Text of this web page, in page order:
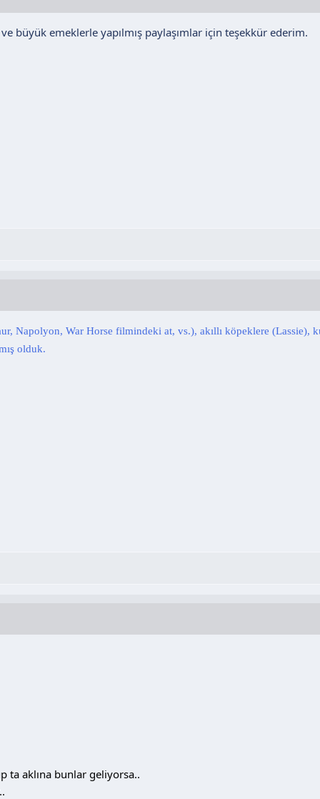
büyük emeklerle yapılmış paylaşımlar için teşekkür ederim.
Napolyon, War Horse filmindeki at, vs.), akıllı köpeklere (Lassie),
olduk.
ta aklına bunlar geliyorsa..